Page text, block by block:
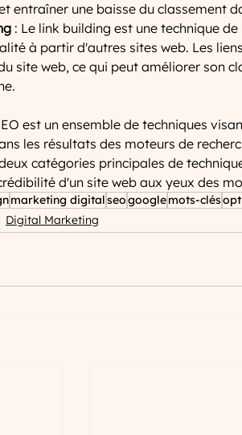
entraîner une baisse du classement
: Le link building est une technique
à partir d'autres sites web. Les
site web, ce qui peut améliorer son
est un ensemble de techniques
les résultats des moteurs de
catégories principales de
d'un site web aux yeux des
marketing digitalseogooglemots-clés
Digital Marketing